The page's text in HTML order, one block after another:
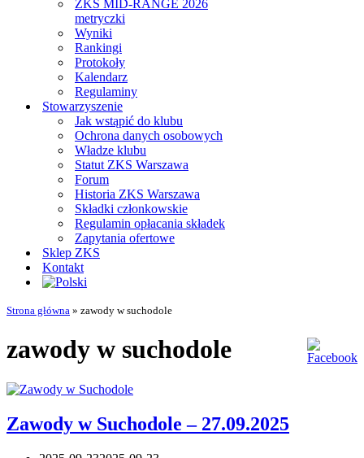
ZKS MID-RANGE 2026
metryczki
Wyniki
Rankingi
Protokoły
Kalendarz
Regulaminy
Stowarzyszenie
Jak wstąpić do klubu
Ochrona danych osobowych
Władze klubu
Statut ZKS Warszawa
Forum
Historia ZKS Warszawa
Składki członkowskie
Regulamin opłacania składek
Zapytania ofertowe
Sklep ZKS
Kontakt
Strona główna » zawody w suchodole
zawody w suchodole
Zawody w Suchodole – 27.09.2025